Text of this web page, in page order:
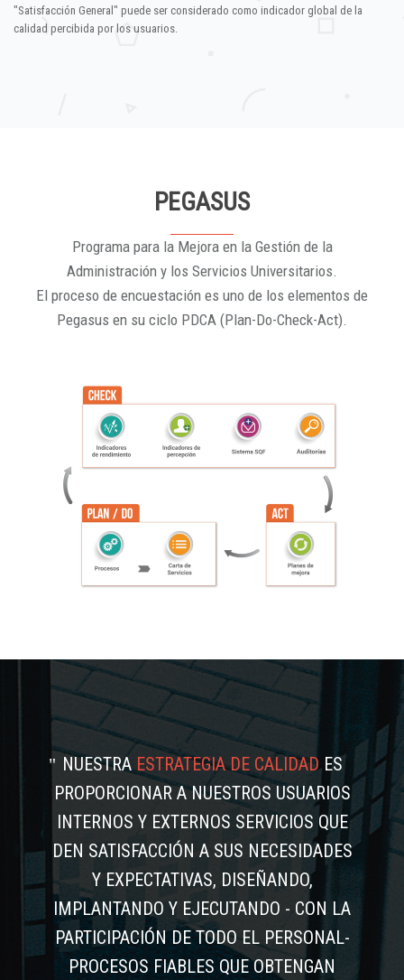
"Satisfacción General" puede ser considerado como indicador global de la
calidad percibida por los usuarios.
PEGASUS
Programa para la Mejora en la Gestión de la
Administración y los Servicios Universitarios.
El proceso de encuestación es uno de los elementos de
Pegasus en su ciclo PDCA (Plan-Do-Check-Act).
NUESTRAESTRATEGIA DE CALIDADES
PROPORCIONAR A NUESTROS USUARIOS
INTERNOS Y EXTERNOS SERVICIOS QUE
DEN SATISFACCIÓN A SUS NECESIDADES
Y EXPECTATIVAS, DISEÑANDO,
IMPLANTANDO Y EJECUTANDO - CON LA
PARTICIPACIÓN DE TODO EL PERSONAL-
PROCESOS FIABLES QUE OBTENGAN